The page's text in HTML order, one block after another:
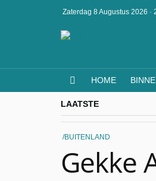
Zaterdag 8 Augustus 2026 ·
HOME
LAATSTE
BUITENLAND
Gekke